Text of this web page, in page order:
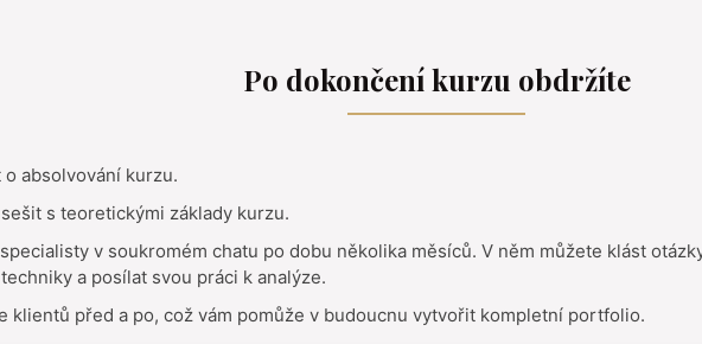
Po dokončení kurzu obdržíte
absolvování kurzu.
s teoretickými základy kurzu.
v soukromém chatu po dobu několika měsíců. V něm můžete klást
a posílat svou práci k analýze.
klientů před a po, což vám pomůže v budoucnu vytvořit kompletní portfolio.